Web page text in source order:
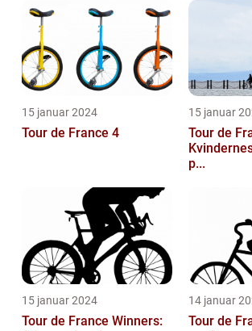
15 januar 2024
Tour de France 4
15 januar
Tour de
p...
15 januar 2024
Tour de France Winners:
14 januar
Tour de